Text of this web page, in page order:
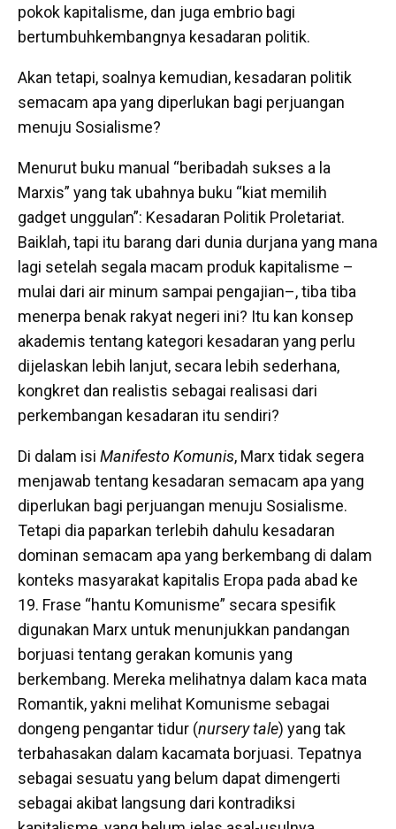
pokok kapitalisme, dan juga embrio bagi
bertumbuhkembangnya kesadaran politik.
Akan tetapi, soalnya kemudian, kesadaran politik
semacam apa yang diperlukan bagi perjuangan
menuju Sosialisme?
Menurut buku manual “beribadah sukses a la
Marxis” yang tak ubahnya buku “kiat memilih
gadget unggulan”: Kesadaran Politik Proletariat.
Baiklah, tapi itu barang dari dunia durjana yang mana
lagi setelah segala macam produk kapitalisme –
mulai dari air minum sampai pengajian–, tiba tiba
menerpa benak rakyat negeri ini? Itu kan konsep
akademis tentang kategori kesadaran yang perlu
dijelaskan lebih lanjut, secara lebih sederhana,
kongkret dan realistis sebagai realisasi dari
perkembangan kesadaran itu sendiri?
Di dalam isi Manifesto Komunis, Marx tidak segera
menjawab tentang kesadaran semacam apa yang
diperlukan bagi perjuangan menuju Sosialisme.
Tetapi dia paparkan terlebih dahulu kesadaran
dominan semacam apa yang berkembang di dalam
konteks masyarakat kapitalis Eropa pada abad ke
19. Frase “hantu Komunisme” secara spesifik
digunakan Marx untuk menunjukkan pandangan
borjuasi tentang gerakan komunis yang
berkembang. Mereka melihatnya dalam kaca mata
Romantik, yakni melihat Komunisme sebagai
dongeng pengantar tidur (nursery tale) yang tak
terbahasakan dalam kacamata borjuasi. Tepatnya
sebagai sesuatu yang belum dapat dimengerti
sebagai akibat langsung dari kontradiksi